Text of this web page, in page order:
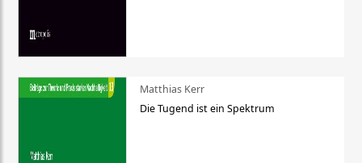
Matthias Kerr
Die Tugend ist ein Spektrum